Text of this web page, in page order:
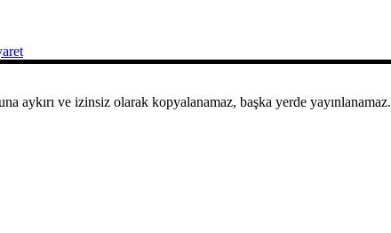
aykırı ve izinsiz olarak kopyalanamaz, başka yerde yayınlanamaz.